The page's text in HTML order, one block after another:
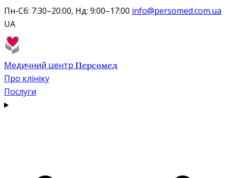
Пн-Сб: 7:30–20:00, Нд: 9:00–17:00 info@persomed.com.ua
UA
Медичний центр Персомед
Про клініку
Послуги